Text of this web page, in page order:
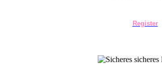
Register